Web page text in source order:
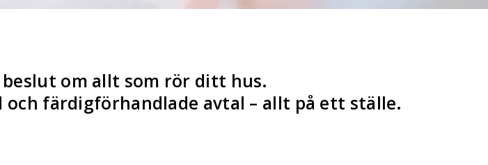
om allt som rör ditt hus.
färdigförhandlade avtal – allt på ett ställe.